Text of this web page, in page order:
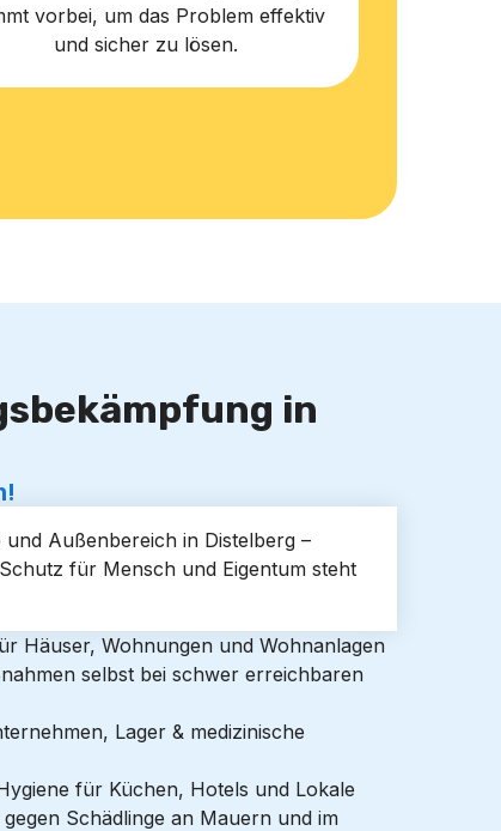
vorbei, um das Problem effektiv
und sicher zu lösen.
in
Außenbereich in Distelberg –
für Mensch und Eigentum steht
Häuser, Wohnungen und Wohnanlagen
selbst bei schwer erreichbaren
Lager & medizinische
für Küchen, Hotels und Lokale
Schädlinge an Mauern und im